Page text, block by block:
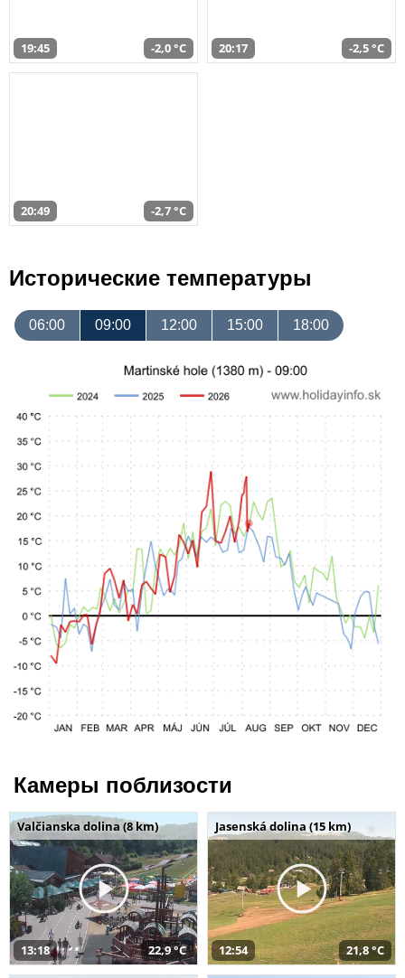
19:45 -2,0 °C 20:17 -2,5 °C
20:49 -2,7 °C
Исторические температуры
06:00 09:00 12:00 15:00 18:00
Камеры поблизости
Valčianska dolina (8 km)
13:18 22,9 °C
Jasenská dolina (15 km)
12:54 21,8 °C